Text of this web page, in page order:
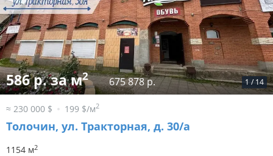
1 / 14
586 р. за м2 675 878 р.
≈ 230 000 $ 199 $/м2
Толочин, ул. Тракторная, д. 30/а
1154 м2